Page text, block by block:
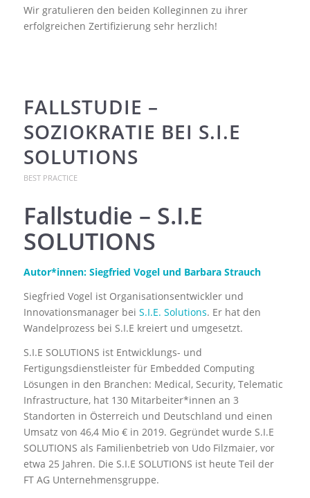
Wir gratulieren den beiden Kolleginnen zu ihrer
erfolgreichen Zertifizierung sehr herzlich!
FALLSTUDIE –
SOZIOKRATIE BEI S.I.E
SOLUTIONS
BEST PRACTICE
Fallstudie – S.I.E
SOLUTIONS
Autor*innen: Siegfried Vogel und Barbara Strauch
Siegfried Vogel ist Organisationsentwickler und
Innovationsmanager bei S.I.E. Solutions. Er hat den
Wandelprozess bei S.I.E kreiert und umgesetzt.
S.I.E SOLUTIONS ist Entwicklungs- und
Fertigungsdienstleister für Embedded Computing
Lösungen in den Branchen: Medical, Security, Telematic
Infrastructure, hat 130 Mitarbeiter*innen an 3
Standorten in Österreich und Deutschland und einen
Umsatz von 46,4 Mio € in 2019. Gegründet wurde S.I.E
SOLUTIONS als Familienbetrieb von Udo Filzmaier, vor
etwa 25 Jahren. Die S.I.E SOLUTIONS ist heute Teil der
FT AG Unternehmensgruppe.